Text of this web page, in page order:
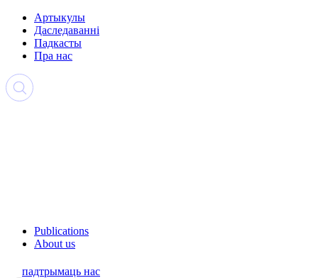
Артыкулы
Даследаванні
Падкасты
Пра нас
Publications
About us
падтрымаць нас